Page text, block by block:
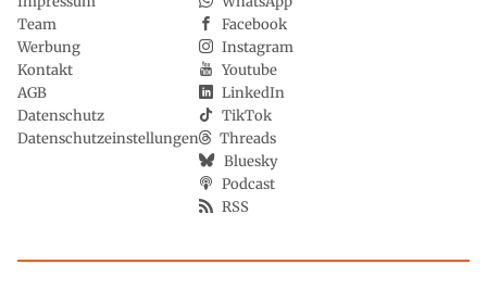
Team
Werbung
Kontakt
AGB
Datenschutz
Datenschutzeinstellungen
Facebook
Instagram
Youtube
LinkedIn
TikTok
Threads
Bluesky
Podcast
RSS